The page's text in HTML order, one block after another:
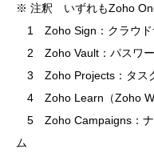
※ 注釈 いずれもZoho
1 Zoho Sign：クラウド
2 Zoho Vault：パスワー
3 Zoho Projects：タス
4 Zoho Learn（Zoho
5 Zoho Campaigns：ナ
ム